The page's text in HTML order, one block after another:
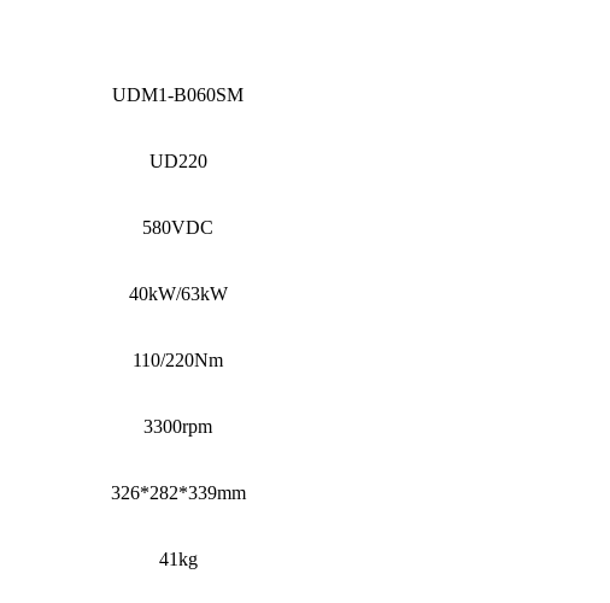
UDM1-B060SM
UD220
580VDC
40kW/63kW
110/220Nm
3300rpm
326*282*339mm
41kg